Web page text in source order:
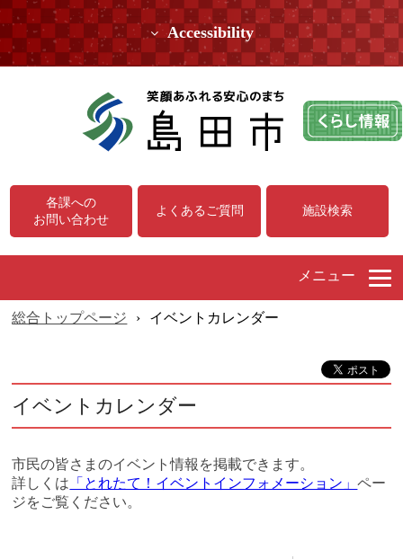
Accessibility
各課への
お問い合わせ
よくあるご質問 施設検索
メニュー
総合トップページ › イベントカレンダー
イベントカレンダー
市民の皆さまのイベント情報を掲載できます。
詳しくは 「とれたて！イベントインフォメーション」ペー
ジをご覧ください。